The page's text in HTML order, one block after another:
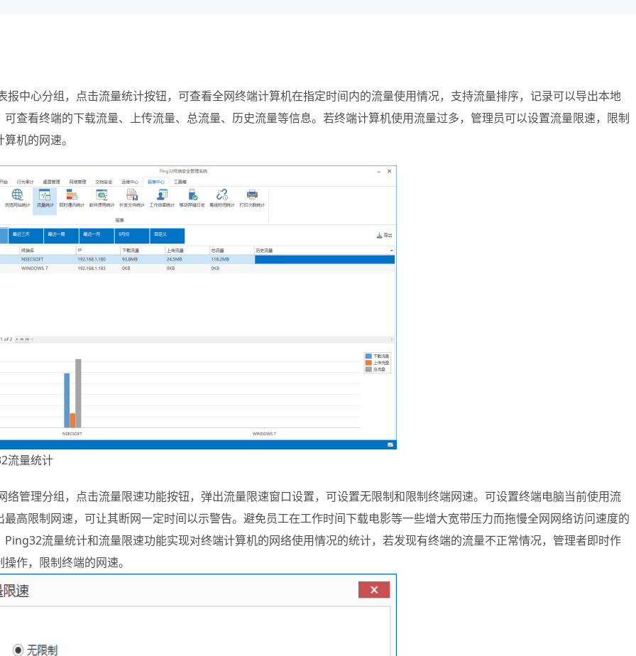
报中心分组，点击流量统计按钮，可查看全网终端计算机在指定时间内的流量使用情况，支持流量排序，记录可以导出本地
可查看终端的下载流量、上传流量、总流量、历史流量等信息。若终端计算机使用流量过多，管理员可以设置流量限速，限制
机的网速。
流量统计
络管理分组，点击流量限速功能按钮，弹出流量限速窗口设置，可设置无限制和限制终端网速。可设置终端电脑当前使用流
最高限制网速，可让其断网一定时间以示警告。避免员工在工作时间下载电影等一些增大宽带压力而拖慢全网网络访问速度的
Ping32流量统计和流量限速功能实现对终端计算机的网络使用情况的统计，若发现有终端的流量不正常情况，管理者即时作
操作，限制终端的网速。